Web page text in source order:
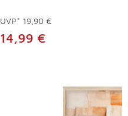
UVP* 19,90 €
14,99 €